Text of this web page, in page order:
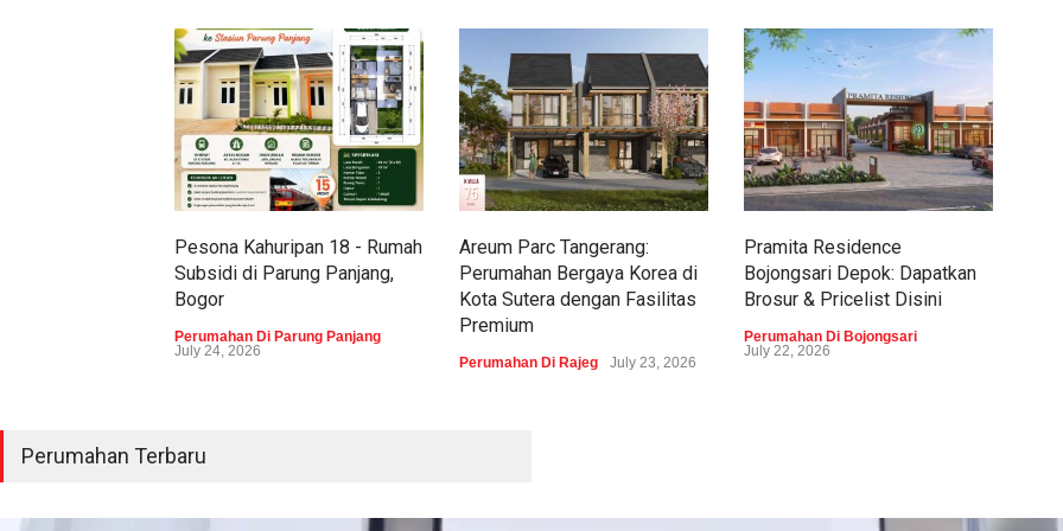
Pesona Kahuripan 18 - Rumah
Subsidi di Parung Panjang,
Bogor
Perumahan Di Parung Panjang
July 24, 2026
Areum Parc Tangerang:
Perumahan Bergaya Korea di
Kota Sutera dengan Fasilitas
Premium
Perumahan Di Rajeg July 23, 2026
Pramita Residence
Bojongsari Depok: Dapatkan
Brosur & Pricelist Disini
Perumahan Di Bojongsari
July 22, 2026
Perumahan Terbaru